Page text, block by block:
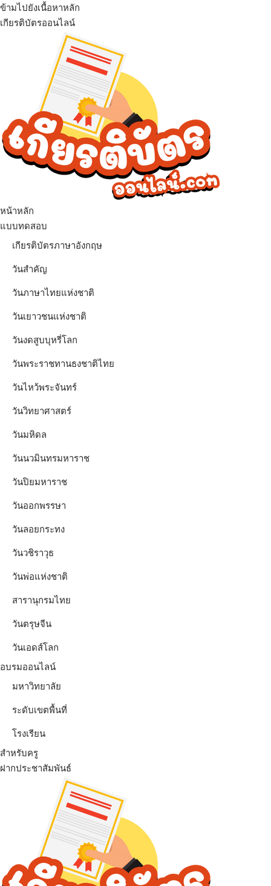
ข้ามไปยังเนื้อหาหลัก
เกียรติบัตรออนไลน์
หน้าหลัก
แบบทดสอบ
เกียรติบัตรภาษาอังกฤษ
วันสำคัญ
วันภาษาไทยแห่งชาติ
วันเยาวชนแห่งชาติ
วันงดสูบบุหรี่โลก
วันพระราชทานธงชาติไทย
วันไหว้พระจันทร์​
วันวิทยาศาสตร์
วันมหิดล
วันนวมินทรมหาราช
วันปิยมหาราช
วันออกพรรษา
วันลอยกระทง
วันวชิราวุธ
วันพ่อแห่งชาติ
สารานุกรมไทย
วันตรุษจีน
วันเอดส์โลก
อบรมออนไลน์
มหาวิทยาลัย
ระดับเขตพื้นที่
โรงเรียน
สำหรับครู
ฝากประชาสัมพันธ์